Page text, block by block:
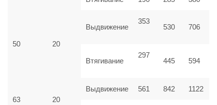
50 20
Выдвижение
353
530 706
Втягивание
297
445 594
63 20
Выдвижение 561 842 1122